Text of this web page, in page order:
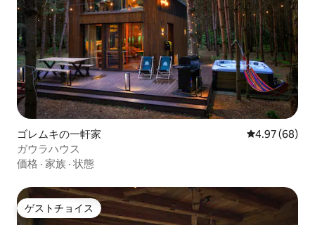
ゴレムキの一軒家 レビュー68
4.97 (68)
ガウラハウス
価格 · 家族 · 状態
ゲストチョイス
ゲストチョイス